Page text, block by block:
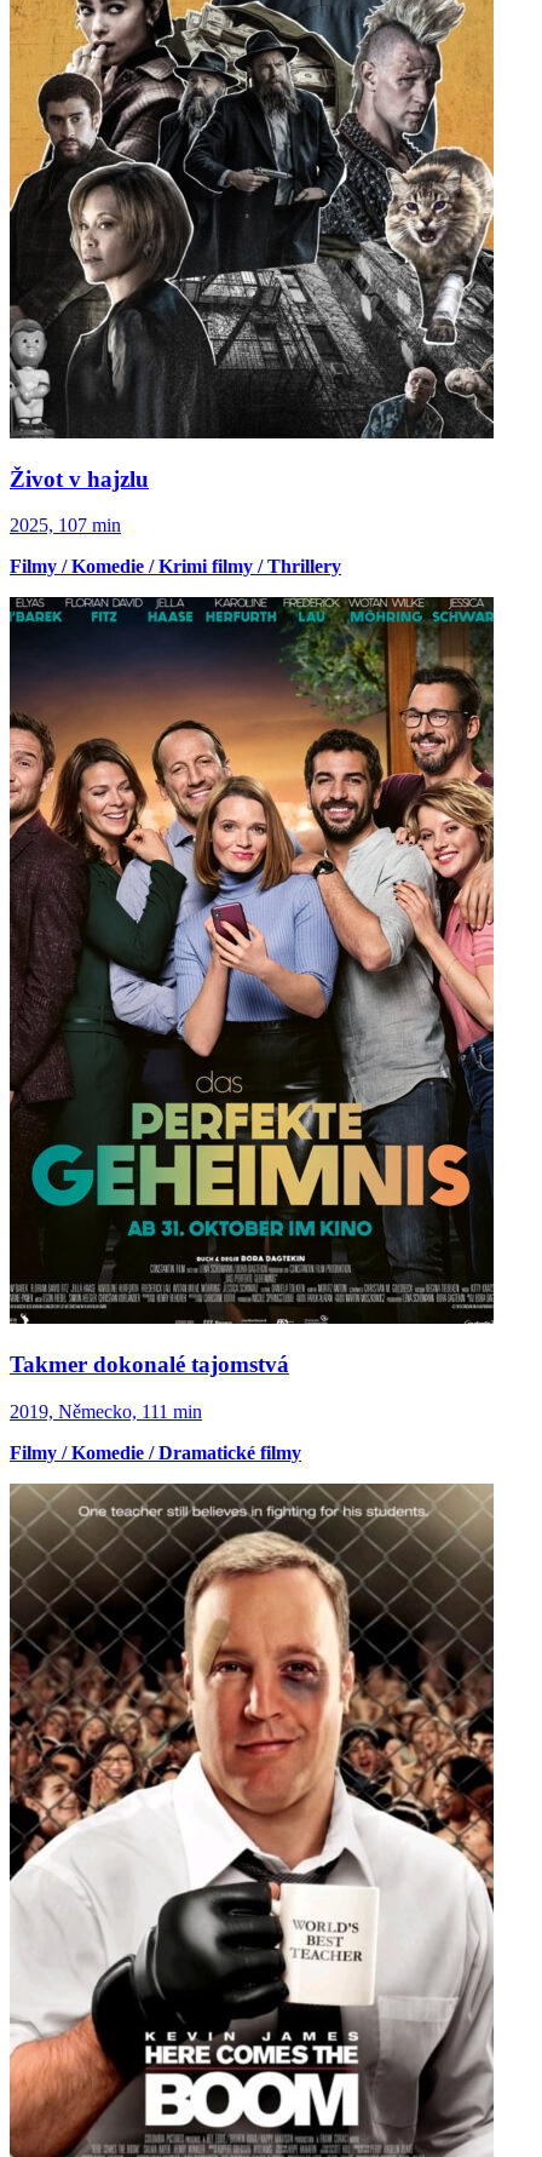
Život v hajzlu
2025, 107 min
Filmy / Komedie / Krimi filmy / Thrillery
Takmer dokonalé tajomstvá
2019, Německo, 111 min
Filmy / Komedie / Dramatické filmy